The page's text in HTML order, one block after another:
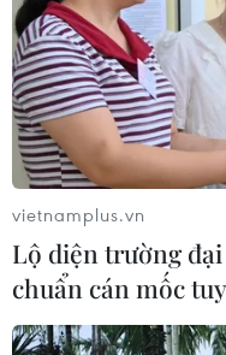
09/08/2026 08:32
Cần Thơ phát triển
đặc trưng sông nước
09/08/2026 08:25
Lộ diện trường đại
điểm chuẩn cán
điểm
vietnamplus.vn
Lộ diện trường
chuẩn cán mốc